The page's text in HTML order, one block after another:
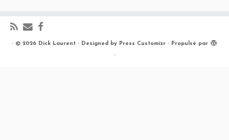
· © 2026 Dick Laurent · Designed by Press Customizr · Propulsé par
·